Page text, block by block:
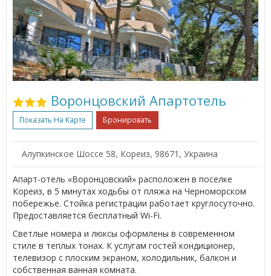
Воронцовский Апартотель
Показать На Карте Бронировать
Алупкинское Шоссе 58, Кореиз, 98671, Украина
Апарт-отель «Воронцовский» расположен в поселке
Кореиз, в 5 минутах ходьбы от пляжа на Черноморском
побережье. Стойка регистрации работает круглосуточно.
Предоставляется бесплатный Wi-Fi.
Светлые номера и люксы оформлены в современном
стиле в теплых тонах. К услугам гостей кондиционер,
телевизор с плоским экраном, холодильник, балкон и
собственная ванная комната.